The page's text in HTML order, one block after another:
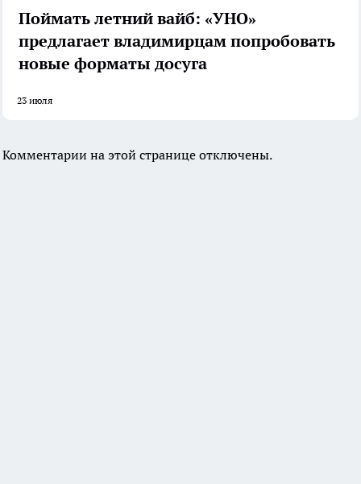
Поймать летний вайб: «УНО»
предлагает владимирцам попробовать
новые форматы досуга
23 июля
Комментарии на этой странице отключены.